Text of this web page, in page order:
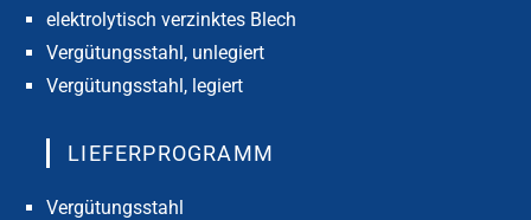
elektrolytisch verzinktes Blech
Vergütungsstahl, unlegiert
Vergütungsstahl, legiert
LIEFERPROGRAMM
Vergütungsstahl